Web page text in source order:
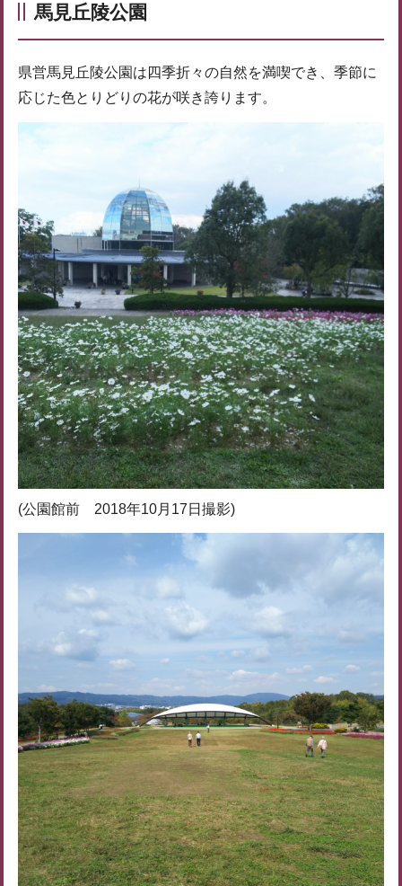
馬見丘陵公園
県営馬見丘陵公園は四季折々の自然を満喫でき、季節に
応じた色とりどりの花が咲き誇ります。
(公園館前 2018年10月17日撮影)